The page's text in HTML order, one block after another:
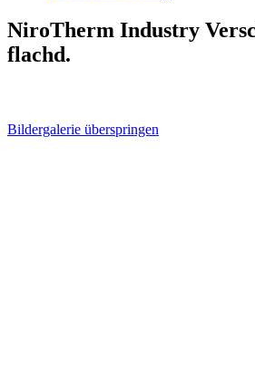
NiroTherm Industry
flachd.
Bildergalerie überspringen